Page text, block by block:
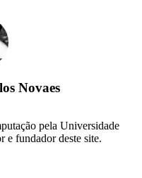
Novaes
pela Universidade
e fundador deste site.